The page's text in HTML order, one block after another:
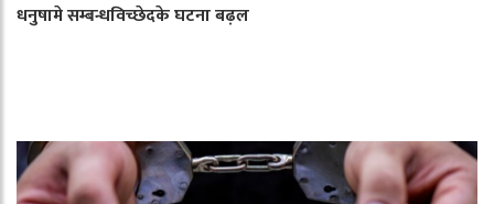
धनुषामे सम्बन्धविच्छेदके घटना बढ़ल